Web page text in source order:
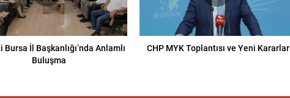
Bursa İl Başkanlığı’nda Anlamlı
Buluşma
CHP MYK Toplantısı ve Yeni Kararlar